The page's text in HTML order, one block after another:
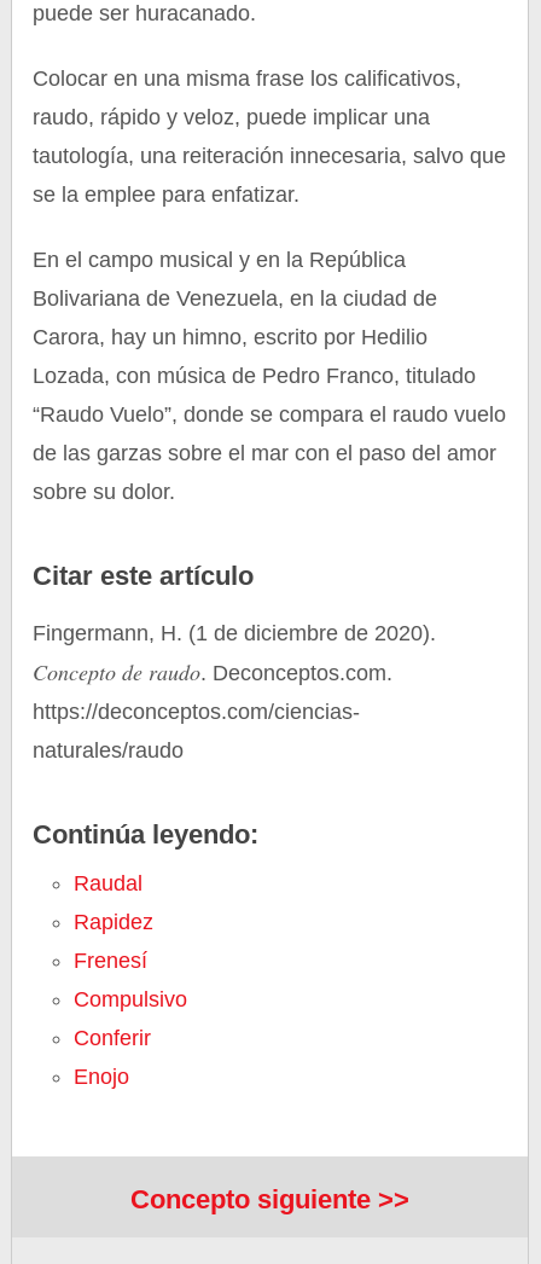
puede ser huracanado.
Colocar en una misma frase los calificativos,
raudo, rápido y veloz, puede implicar una
tautología, una reiteración innecesaria, salvo que
se la emplee para enfatizar.
En el campo musical y en la República
Bolivariana de Venezuela, en la ciudad de
Carora, hay un himno, escrito por Hedilio
Lozada, con música de Pedro Franco, titulado
“Raudo Vuelo”, donde se compara el raudo vuelo
de las garzas sobre el mar con el paso del amor
sobre su dolor.
Citar este artículo
Fingermann, H. (1 de diciembre de 2020).
Concepto de raudo. Deconceptos.com.
https://deconceptos.com/ciencias-
naturales/raudo
Continúa leyendo:
Raudal
Rapidez
Frenesí
Compulsivo
Conferir
Enojo
Concepto siguiente >>